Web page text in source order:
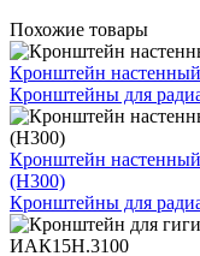
Похожие товары
Кронштейн
Кронштейны для
Кронштейн
(H300)
Кронштейны для